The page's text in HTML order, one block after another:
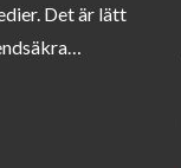
Det är lätt